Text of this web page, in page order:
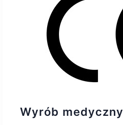
Wyrób medyczny